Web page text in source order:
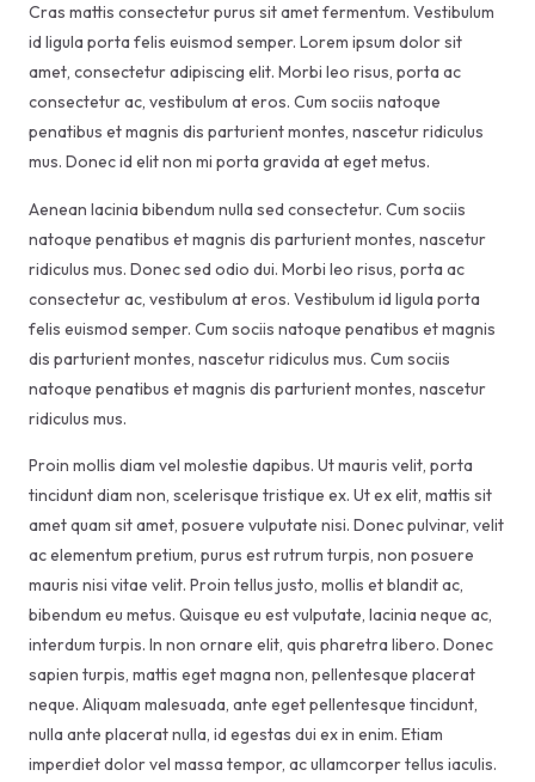
Cras mattis consectetur purus sit amet fermentum. Vestibulum
id ligula porta felis euismod semper. Lorem ipsum dolor sit
amet, consectetur adipiscing elit. Morbi leo risus, porta ac
consectetur ac, vestibulum at eros. Cum sociis natoque
penatibus et magnis dis parturient montes, nascetur ridiculus
mus. Donec id elit non mi porta gravida at eget metus.
Aenean lacinia bibendum nulla sed consectetur. Cum sociis
natoque penatibus et magnis dis parturient montes, nascetur
ridiculus mus. Donec sed odio dui. Morbi leo risus, porta ac
consectetur ac, vestibulum at eros. Vestibulum id ligula porta
felis euismod semper. Cum sociis natoque penatibus et magnis
dis parturient montes, nascetur ridiculus mus. Cum sociis
natoque penatibus et magnis dis parturient montes, nascetur
ridiculus mus.
Proin mollis diam vel molestie dapibus. Ut mauris velit, porta
tincidunt diam non, scelerisque tristique ex. Ut ex elit, mattis sit
amet quam sit amet, posuere vulputate nisi. Donec pulvinar, velit
ac elementum pretium, purus est rutrum turpis, non posuere
mauris nisi vitae velit. Proin tellus justo, mollis et blandit ac,
bibendum eu metus. Quisque eu est vulputate, lacinia neque ac,
interdum turpis. In non ornare elit, quis pharetra libero. Donec
sapien turpis, mattis eget magna non, pellentesque placerat
neque. Aliquam malesuada, ante eget pellentesque tincidunt,
nulla ante placerat nulla, id egestas dui ex in enim. Etiam
imperdiet dolor vel massa tempor, ac ullamcorper tellus iaculis.